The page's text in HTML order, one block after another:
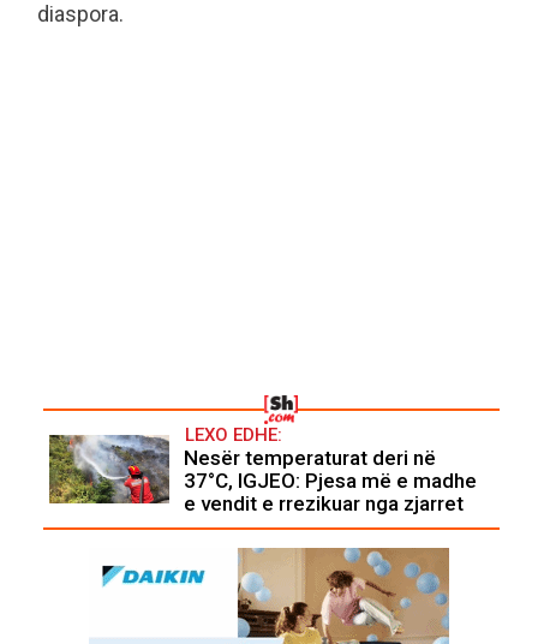
diaspora.
LEXO EDHE:
Nesër temperaturat deri në
37°C, IGJEO: Pjesa më e madhe
e vendit e rrezikuar nga zjarret